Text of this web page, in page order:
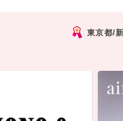
東京都/